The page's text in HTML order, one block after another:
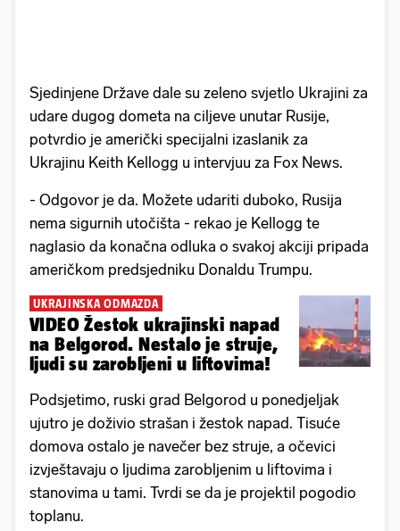
Sjedinjene Države dale su zeleno svjetlo Ukrajini za
udare dugog dometa na ciljeve unutar Rusije,
potvrdio je američki specijalni izaslanik za
Ukrajinu Keith Kellogg u intervjuu za Fox News.
- Odgovor je da. Možete udariti duboko, Rusija
nema sigurnih utočišta - rekao je Kellogg te
naglasio da konačna odluka o svakoj akciji pripada
američkom predsjedniku Donaldu Trumpu.
UKRAJINSKA ODMAZDA
VIDEO Žestok ukrajinski napad
na Belgorod. Nestalo je struje,
ljudi su zarobljeni u liftovima!
Podsjetimo, ruski grad Belgorod u ponedjeljak
ujutro je doživio strašan i žestok napad. Tisuće
domova ostalo je navečer bez struje, a očevici
izvještavaju o ljudima zarobljenim u liftovima i
stanovima u tami. Tvrdi se da je projektil pogodio
toplanu.